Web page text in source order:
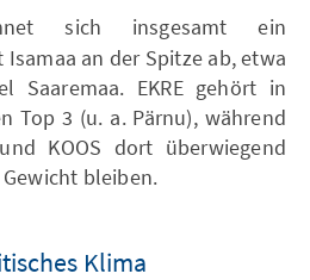
sich insgesamt ein
an der Spitze ab, etwa
Saaremaa. EKRE gehört in
Top 3 (u. a. Pärnu), während
KOOS dort überwiegend
bleiben.
Klima